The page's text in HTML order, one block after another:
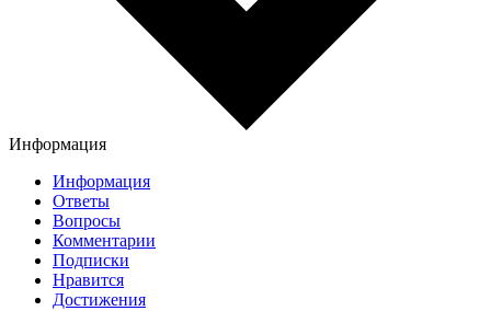
Информация
Информация
Ответы
Вопросы
Комментарии
Подписки
Нравится
Достижения